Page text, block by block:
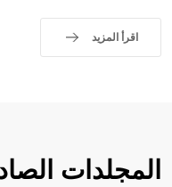
اقرأ المزيد
المجلدات